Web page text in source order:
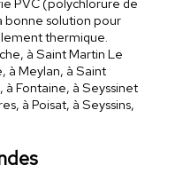
bonne solution pour
thermique.
à Saint Martin Le
à Meylan, à Saint
Fontaine, à Seyssinet
à Poisat, à Seyssins,